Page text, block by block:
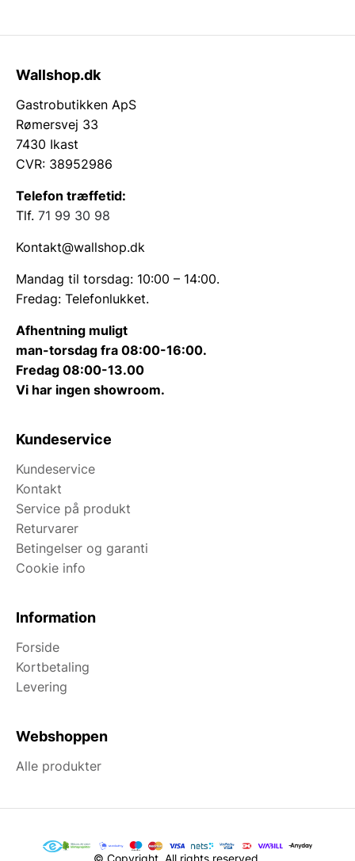
Wallshop.dk
Gastrobutikken ApS
Rømersvej 33
7430 Ikast
CVR: 38952986
Telefon træffetid:
Tlf. 71 99 30 98
Kontakt@wallshop.dk
Mandag til torsdag: 10:00 – 14:00.
Fredag: Telefonlukket.
Afhentning muligt
man-torsdag fra 08:00-16:00.
Fredag 08:00-13.00
Vi har ingen showroom.
Kundeservice
Kundeservice
Kontakt
Service på produkt
Returvarer
Betingelser og garanti
Cookie info
Information
Forside
Kortbetaling
Levering
Webshoppen
Alle produkter
© Copyright. All rights reserved.